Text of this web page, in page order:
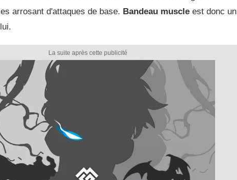
arrosant d'attaques de base. Bandeau muscle est donc un